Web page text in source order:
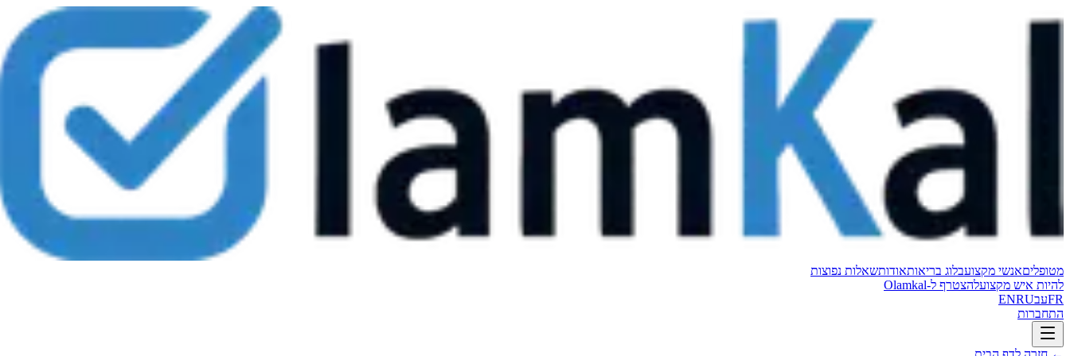
מטופליםאנשי מקצועבלוג בריאותאודותשאלות נפוצות
להיות איש מקצועלהצטרף ל-Olamkal
FRעב ENRU
התחברות